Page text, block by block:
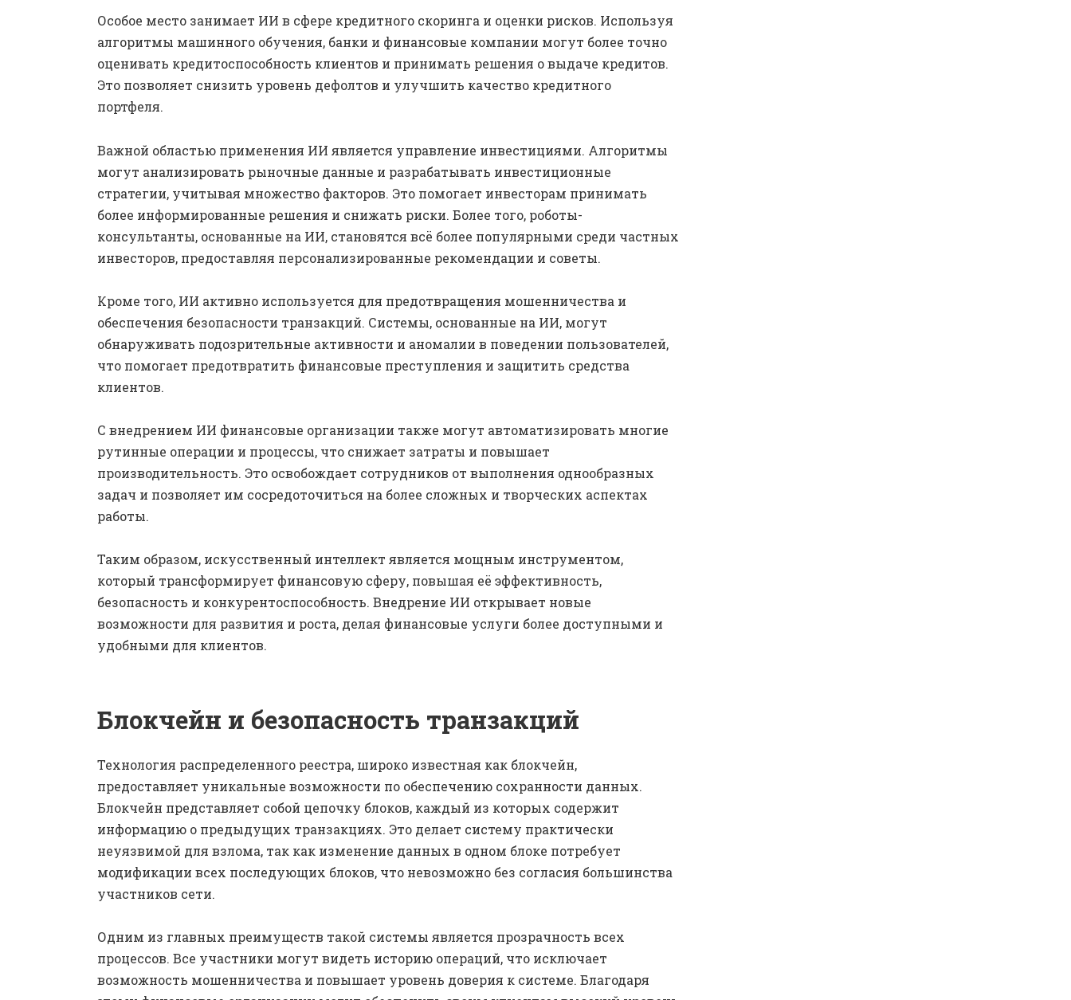
Особое место занимает ИИ в сфере кредитного скоринга и оценки рисков. Используя
алгоритмы машинного обучения, банки и финансовые компании могут более точно
оценивать кредитоспособность клиентов и принимать решения о выдаче кредитов.
Это позволяет снизить уровень дефолтов и улучшить качество кредитного
портфеля.
Важной областью применения ИИ является управление инвестициями. Алгоритмы
могут анализировать рыночные данные и разрабатывать инвестиционные
стратегии, учитывая множество факторов. Это помогает инвесторам принимать
более информированные решения и снижать риски. Более того, роботы-
консультанты, основанные на ИИ, становятся всё более популярными среди частных
инвесторов, предоставляя персонализированные рекомендации и советы.
Кроме того, ИИ активно используется для предотвращения мошенничества и
обеспечения безопасности транзакций. Системы, основанные на ИИ, могут
обнаруживать подозрительные активности и аномалии в поведении пользователей,
что помогает предотвратить финансовые преступления и защитить средства
клиентов.
С внедрением ИИ финансовые организации также могут автоматизировать многие
рутинные операции и процессы, что снижает затраты и повышает
производительность. Это освобождает сотрудников от выполнения однообразных
задач и позволяет им сосредоточиться на более сложных и творческих аспектах
работы.
Таким образом, искусственный интеллект является мощным инструментом,
который трансформирует финансовую сферу, повышая её эффективность,
безопасность и конкурентоспособность. Внедрение ИИ открывает новые
возможности для развития и роста, делая финансовые услуги более доступными и
удобными для клиентов.
Блокчейн и безопасность транзакций
Технология распределенного реестра, широко известная как блокчейн,
предоставляет уникальные возможности по обеспечению сохранности данных.
Блокчейн представляет собой цепочку блоков, каждый из которых содержит
информацию о предыдущих транзакциях. Это делает систему практически
неуязвимой для взлома, так как изменение данных в одном блоке потребует
модификации всех последующих блоков, что невозможно без согласия большинства
участников сети.
Одним из главных преимуществ такой системы является прозрачность всех
процессов. Все участники могут видеть историю операций, что исключает
возможность мошенничества и повышает уровень доверия к системе. Благодаря